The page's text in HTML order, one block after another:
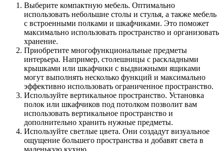
Выберите компактную мебель. Оптимально
использовать небольшие столы и стулья, а также мебель
с встроенными полками и шкафчиками. Это поможет
максимально использовать пространство и организовать
хранение.
Приобретите многофункциональные предметы
интерьера. Например, столешницы с раскладными
крышками или шкафчики с выдвижными ящиками
могут выполнять несколько функций и максимально
эффективно использовать ограниченное пространство.
Используйте вертикальное пространство. Установка
полок или шкафчиков под потолком позволит вам
использовать вертикальное пространство и
дополнительно хранить нужные предметы.
Используйте светлые цвета. Они создадут визуальное
ощущение большего пространства и добавят света в
маленькую кухню.